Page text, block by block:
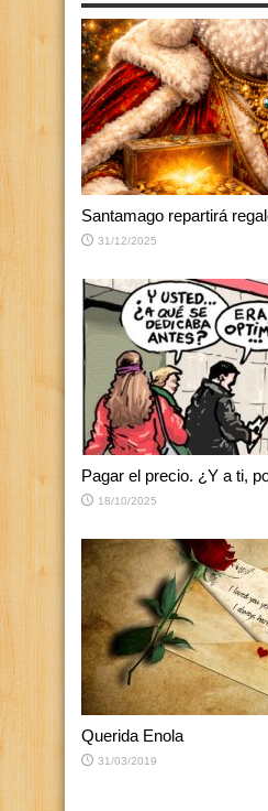
Santamago repartirá
31/12/2025
Pagar el precio. ¿Y a ti,
18/10/2025
Querida Enola
31/03/2019